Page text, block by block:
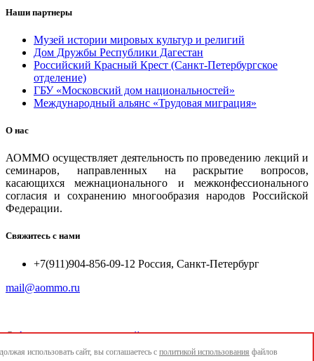
Наши партнеры
Музей истории мировых культур и религий
Дом Дружбы Республики Дагестан
Российский Красный Крест (Санкт-Петербургское
отделение)
ГБУ «Московский дом национальностей»
Международный альянс «Трудовая миграция»
О нас
АОММО осуществляет деятельность по проведению лекций и
семинаров, направленных на раскрытие вопросов,
касающихся межнационального и межконфессионального
согласия и сохранению многообразия народов Российской
Федерации.
Свяжитесь с нами
+7(911)904-856-09-12 Россия, Санкт-Петербург
mail@aommo.ru
© Ассоциация организаций по реализации национальных
проектов и достижению национальных целей развития
использовать сайт, вы соглашаетесь с политикой использования файлов